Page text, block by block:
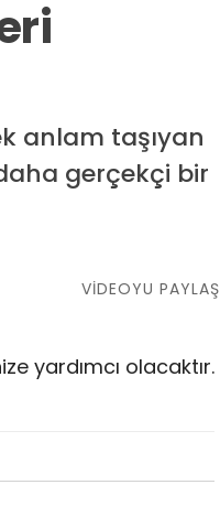
anlam taşıyan
gerçekçi bir
VİDEOYU PAYLAŞ
yardımcı olacaktır.